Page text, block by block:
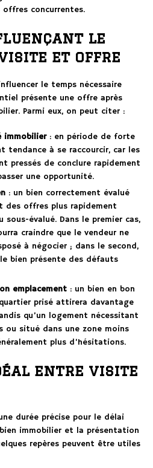
concurrentes.
le
et offre
le temps nécessaire
présente une offre après
Parmi eux, on peut citer :
immobilier: en période de forte
tendance à se raccourcir, car les
pressés de conclure rapidement
une opportunité.
: un bien correctement évalué
des offres plus rapidement
sous-évalué. Dans le premier cas,
craindre que le vendeur ne
à négocier ; dans le second,
bien présente des défauts
emplacement : un bien en bon
prisé attirera davantage
qu’un logement nécessitant
ou situé dans une zone moins
plus d’hésitations.
entre visite
durée précise pour le délai
immobilier et la présentation
repères peuvent être utiles